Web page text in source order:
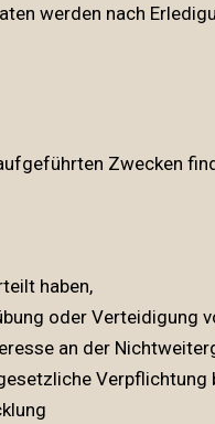
werden nach
Zwecken
haben,
oder Verteidigung
an der